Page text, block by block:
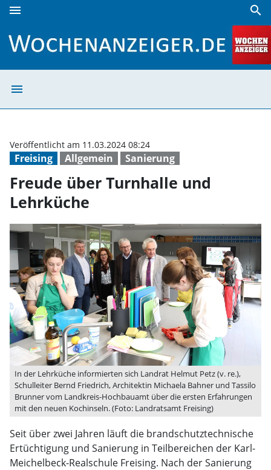
menu search
menu
Freising Allgemein Sanierung
Veröffentlicht am 11.03.2024 08:24
Freude über Turnhalle und
Lehrküche
In der Lehrküche informierten sich Landrat Helmut Petz (v. re.),
Schulleiter Bernd Friedrich, Architektin Michaela Bahner und Tassilo
Brunner vom Landkreis-Hochbauamt über die ersten Erfahrungen
mit den neuen Kochinseln. (Foto: Landratsamt Freising)
Seit über zwei Jahren läuft die brandschutztechnische
Ertüchtigung und Sanierung in Teilbereichen der Karl-
Meichelbeck-Realschule Freising. Nach der Sanierung